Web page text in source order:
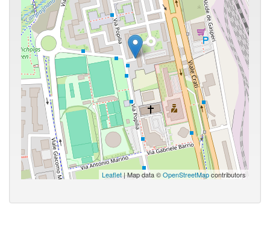
Leaflet | Map data ©OpenStreetMapcontributors